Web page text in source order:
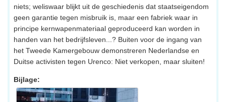
niets; weliswaar blijkt uit de geschiedenis dat staatseigendom
geen garantie tegen misbruik is, maar een fabriek waar in
principe kernwapenmateriaal geproduceerd kan worden in
handen van het bedrijfsleven...? Buiten voor de ingang van
het Tweede Kamergebouw demonstreren Nederlandse en
Duitse activisten tegen Urenco: Niet verkopen, maar sluiten!
Bijlage: